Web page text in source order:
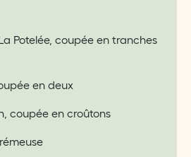
Potelée, coupée en tranches
en deux
coupée en croûtons